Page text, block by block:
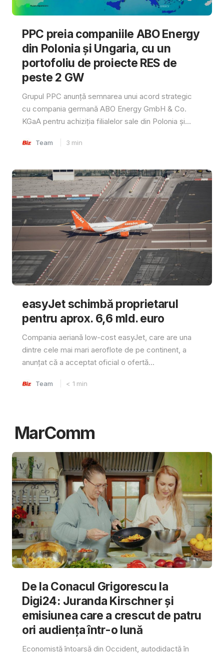
PPC preia companiile ABO Energy
din Polonia și Ungaria, cu un
portofoliu de proiecte RES de
peste 2 GW
Grupul PPC anunță semnarea unui acord strategic
cu compania germană ABO Energy GmbH & Co.
KGaA pentru achiziția filialelor sale din Polonia și...
Team 3 min
easyJet schimbă proprietarul
pentru aprox. 6,6 mld. euro
Compania aeriană low-cost easyJet, care are una
dintre cele mai mari aeroflote de pe continent, a
anunțat că a acceptat oficial o ofertă...
Team < 1 min
MarComm
De la Conacul Grigorescu la
Digi24: Juranda Kirschner și
emisiunea care a crescut de patru
ori audiența într-o lună
Economistă întoarsă din Occident, autodidactă în